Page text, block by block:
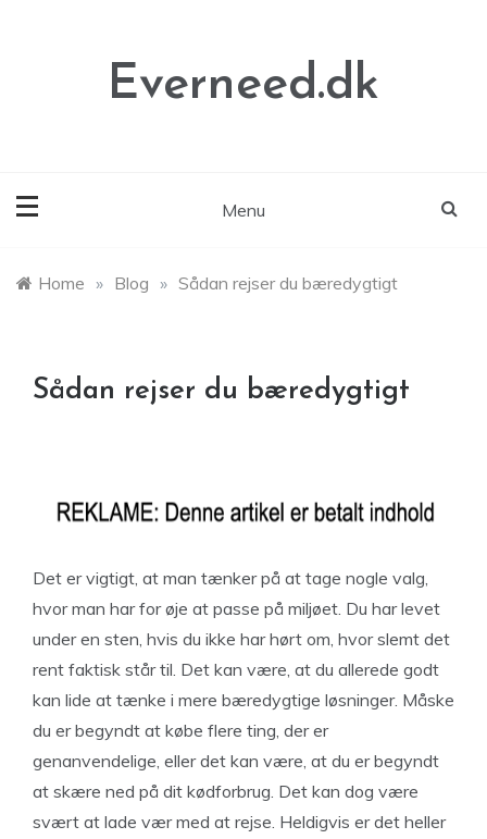
Everneed.dk
Menu
Home » Blog » Sådan rejser du bæredygtigt
Sådan rejser du bæredygtigt
Det er vigtigt, at man tænker på at tage nogle valg,
hvor man har for øje at passe på miljøet. Du har levet
under en sten, hvis du ikke har hørt om, hvor slemt det
rent faktisk står til. Det kan være, at du allerede godt
kan lide at tænke i mere bæredygtige løsninger. Måske
du er begyndt at købe flere ting, der er
genanvendelige, eller det kan være, at du er begyndt
at skære ned på dit kødforbrug. Det kan dog være
svært at lade vær med at rejse. Heldigvis er det heller